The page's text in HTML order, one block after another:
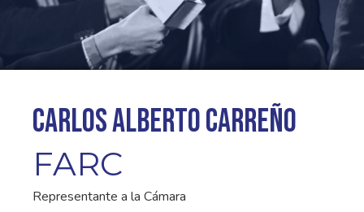
Carlos Alberto Carreño
FARC
Representante a la Cámara